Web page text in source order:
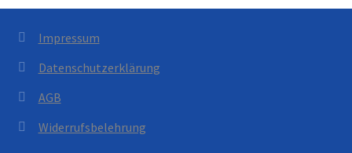
Impressum
Datenschutzerklärung
AGB
Widerrufsbelehrung